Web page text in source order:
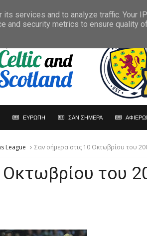
ΕΥΡΩΠΗ ΣΑΝ ΣΗΜΕΡΑ
League Σαν σήμερα στις 10 Οκτωβρίου του
του
services and to analyze traffic. Your
and security metrics to ensure quality